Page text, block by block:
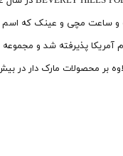
و ساعت مچی و عینک که اسم و
مارک دار در بیش از 70 کشور جهان محصولاتش را توزیع